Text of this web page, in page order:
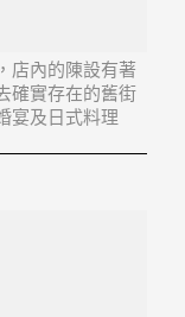
店內的陳設有著
確實存在的舊街
宴及日式料理